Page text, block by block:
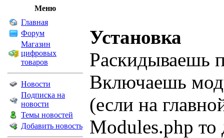
Меню
Главная
Форум
Магазин
цифровых
товаров
Новости
Подписка на
новости
Темы новостей
Добавить новость
Установка
Раскидываешь
Включаешь
(если на
Modules.php